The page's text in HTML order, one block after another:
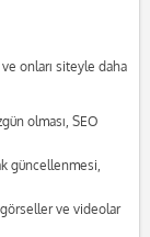
onları siteyle daha
olması, SEO
güncellenmesi,
ve videolar